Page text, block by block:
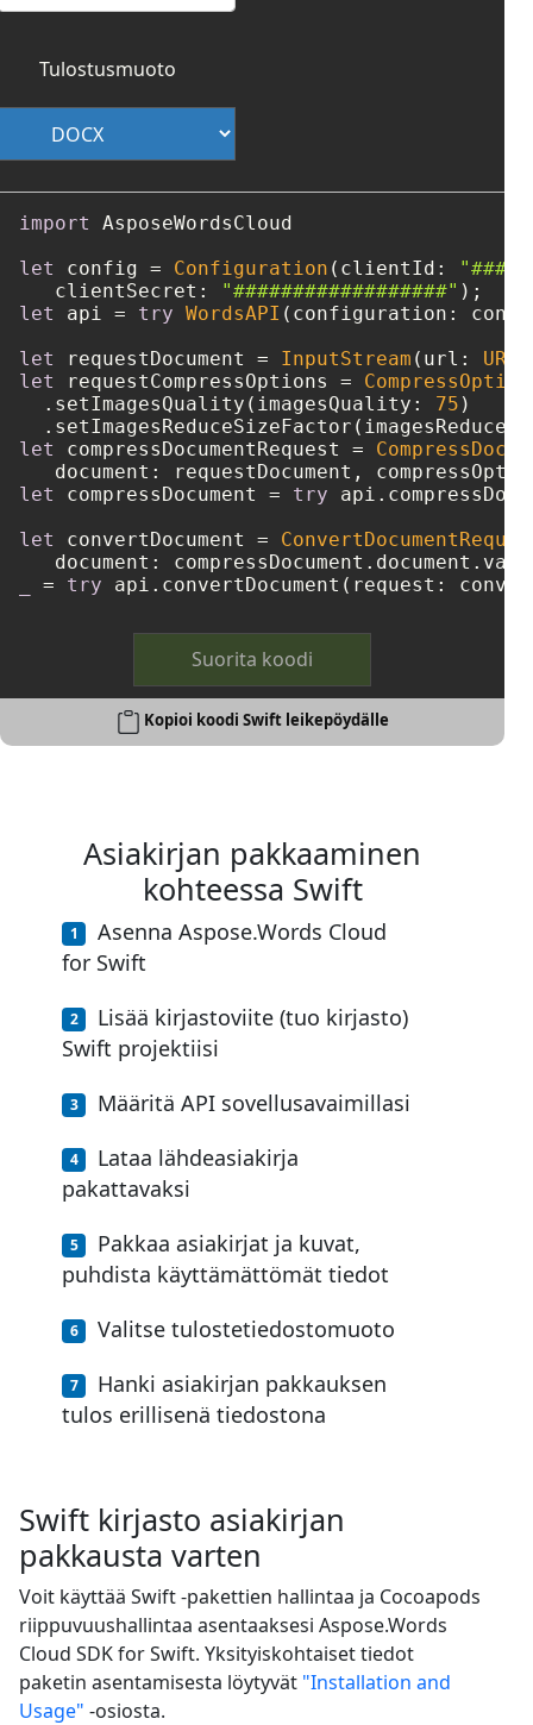
Tulostusmuoto
import
AsposeWordsCloud
let
config = Configuration (clientId:
   clientSecret:
"##################"
let
api = try WordsAPI (configuration:
let
requestDocument = InputStream (url: URL
let
requestCompressOptions =
  .setImagesQuality(imagesQuality:
75 )
let
compressDocumentRequest =
let
compressDocument = try
let
convertDocument =
document:
= try api.convertDocument(request:
Suorita koodi
Kopioi koodi Swift leikepöydälle
Asiakirjan pakkaaminen
kohteessa Swift
Asenna Aspose.Words Cloud
for Swift
Lisää kirjastoviite (tuo kirjasto)
Swift projektiisi
Määritä API sovellusavaimillasi
Lataa lähdeasiakirja
pakattavaksi
Pakkaa asiakirjat ja kuvat,
puhdista käyttämättömät tiedot
Valitse tulostetiedostomuoto
Hanki asiakirjan pakkauksen
tulos erillisenä tiedostona
Swift kirjasto asiakirjan
pakkausta varten
Voit käyttää Swift -pakettien hallintaa ja Cocoapods
riippuvuushallintaa asentaaksesi Aspose.Words
Cloud SDK for Swift. Yksityiskohtaiset tiedot
paketin asentamisesta löytyvät "Installation and
Usage" -osiosta.